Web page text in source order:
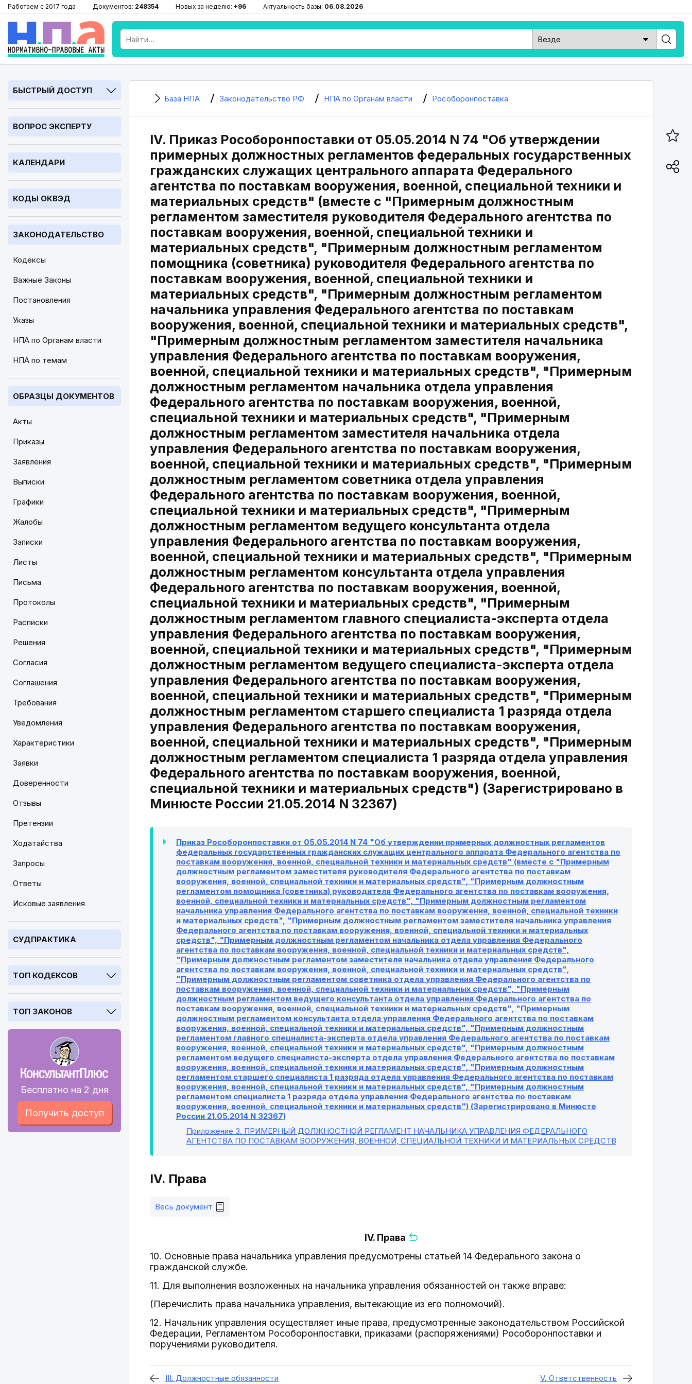
Работаем с 2017 года Документов: 248354 Новых за неделю: +96 Актуальность базы: 06.08.2026
БЫСТРЫЙ ДОСТУП
ВОПРОС ЭКСПЕРТУ
КАЛЕНДАРИ
КОДЫ ОКВЭД
ЗАКОНОДАТЕЛЬСТВО
Кодексы
Важные Законы
Постановления
Указы
НПА по Органам власти
НПА по темам
ОБРАЗЦЫ ДОКУМЕНТОВ
Акты
Приказы
Заявления
Выписки
Графики
Жалобы
Записки
Листы
Письма
Протоколы
Расписки
Решения
Согласия
Соглашения
Требования
Уведомления
Характеристики
Заявки
Доверенности
Отзывы
Претензии
Ходатайства
Запросы
Ответы
Исковые заявления
СУДПРАКТИКА
ТОП КОДЕКСОВ
ТОП ЗАКОНОВ
Бесплатно на 2 дня
Получить доступ
База НПА Законодательство РФ НПА по Органам власти Рособоронпоставка
IV. Приказ Рособоронпоставки от 05.05.2014 N 74 "Об утверждении
примерных должностных регламентов федеральных государственных
гражданских служащих центрального аппарата Федерального
агентства по поставкам вооружения, военной, специальной техники и
материальных средств" (вместе с "Примерным должностным
регламентом заместителя руководителя Федерального агентства по
поставкам вооружения, военной, специальной техники и
материальных средств", "Примерным должностным регламентом
помощника (советника) руководителя Федерального агентства по
поставкам вооружения, военной, специальной техники и
материальных средств", "Примерным должностным регламентом
начальника управления Федерального агентства по поставкам
вооружения, военной, специальной техники и материальных средств",
"Примерным должностным регламентом заместителя начальника
управления Федерального агентства по поставкам вооружения,
военной, специальной техники и материальных средств", "Примерным
должностным регламентом начальника отдела управления
Федерального агентства по поставкам вооружения, военной,
специальной техники и материальных средств", "Примерным
должностным регламентом заместителя начальника отдела
управления Федерального агентства по поставкам вооружения,
военной, специальной техники и материальных средств", "Примерным
должностным регламентом советника отдела управления
Федерального агентства по поставкам вооружения, военной,
специальной техники и материальных средств", "Примерным
должностным регламентом ведущего консультанта отдела
управления Федерального агентства по поставкам вооружения,
военной, специальной техники и материальных средств", "Примерным
должностным регламентом консультанта отдела управления
Федерального агентства по поставкам вооружения, военной,
специальной техники и материальных средств", "Примерным
должностным регламентом главного специалиста-эксперта отдела
управления Федерального агентства по поставкам вооружения,
военной, специальной техники и материальных средств", "Примерным
должностным регламентом ведущего специалиста-эксперта отдела
управления Федерального агентства по поставкам вооружения,
военной, специальной техники и материальных средств", "Примерным
должностным регламентом старшего специалиста 1 разряда отдела
управления Федерального агентства по поставкам вооружения,
военной, специальной техники и материальных средств", "Примерным
должностным регламентом специалиста 1 разряда отдела управления
Федерального агентства по поставкам вооружения, военной,
специальной техники и материальных средств") (Зарегистрировано в
Минюсте России 21.05.2014 N 32367)
Приказ Рособоронпоставки от 05.05.2014 N 74 "Об утверждении примерных должностных регламентов
федеральных государственных гражданских служащих центрального аппарата Федерального агентства по
поставкам вооружения, военной, специальной техники и материальных средств" (вместе с "Примерным
должностным регламентом заместителя руководителя Федерального агентства по поставкам
вооружения, военной, специальной техники и материальных средств", "Примерным должностным
регламентом помощника (советника) руководителя Федерального агентства по поставкам вооружения,
военной, специальной техники и материальных средств", "Примерным должностным регламентом
начальника управления Федерального агентства по поставкам вооружения, военной, специальной техники
и материальных средств", "Примерным должностным регламентом заместителя начальника управления
Федерального агентства по поставкам вооружения, военной, специальной техники и материальных
средств", "Примерным должностным регламентом начальника отдела управления Федерального
агентства по поставкам вооружения, военной, специальной техники и материальных средств",
"Примерным должностным регламентом заместителя начальника отдела управления Федерального
агентства по поставкам вооружения, военной, специальной техники и материальных средств",
"Примерным должностным регламентом советника отдела управления Федерального агентства по
поставкам вооружения, военной, специальной техники и материальных средств", "Примерным
должностным регламентом ведущего консультанта отдела управления Федерального агентства по
поставкам вооружения, военной, специальной техники и материальных средств", "Примерным
должностным регламентом консультанта отдела управления Федерального агентства по поставкам
вооружения, военной, специальной техники и материальных средств", "Примерным должностным
регламентом главного специалиста-эксперта отдела управления Федерального агентства по поставкам
вооружения, военной, специальной техники и материальных средств", "Примерным должностным
регламентом ведущего специалиста-эксперта отдела управления Федерального агентства по поставкам
вооружения, военной, специальной техники и материальных средств", "Примерным должностным
регламентом старшего специалиста 1 разряда отдела управления Федерального агентства по поставкам
вооружения, военной, специальной техники и материальных средств", "Примерным должностным
регламентом специалиста 1 разряда отдела управления Федерального агентства по поставкам
вооружения, военной, специальной техники и материальных средств") (Зарегистрировано в Минюсте
России 21.05.2014 N 32367)
Приложение 3. ПРИМЕРНЫЙ ДОЛЖНОСТНОЙ РЕГЛАМЕНТ НАЧАЛЬНИКА УПРАВЛЕНИЯ ФЕДЕРАЛЬНОГО
АГЕНТСТВА ПО ПОСТАВКАМ ВООРУЖЕНИЯ, ВОЕННОЙ, СПЕЦИАЛЬНОЙ ТЕХНИКИ И МАТЕРИАЛЬНЫХ СРЕДСТВ
IV. Права
Весь документ
IV. Права
10. Основные права начальника управления предусмотрены статьей 14 Федерального закона о
гражданской службе.
11. Для выполнения возложенных на начальника управления обязанностей он также вправе:
(Перечислить права начальника управления, вытекающие из его полномочий).
12. Начальник управления осуществляет иные права, предусмотренные законодательством Российской
Федерации, Регламентом Рособоронпоставки, приказами (распоряжениями) Рособоронпоставки и
поручениями руководителя.
III. Должностные обязанности V. Ответственность